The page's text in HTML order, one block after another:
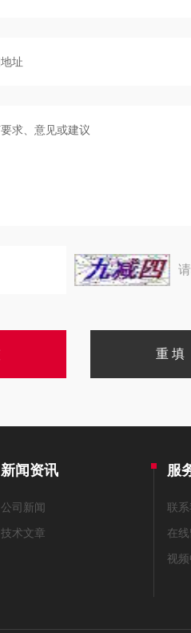
新闻资讯
公司新闻
技术文章
服
联
在
视